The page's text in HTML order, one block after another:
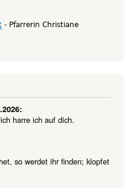
Pfarrerin Christiane
harre ich auf dich.
so werdet ihr finden; klopfet